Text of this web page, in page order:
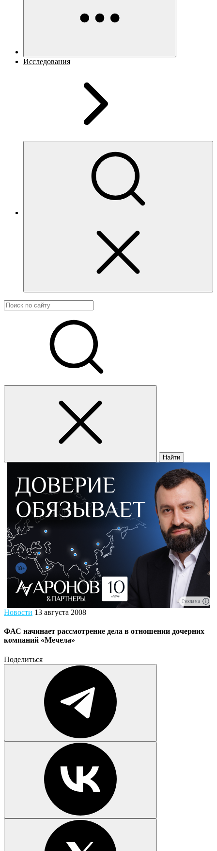
Исследования
Найти
Реклама
Новости 13 августа 2008
ФАС начинает рассмотрение дела в отношении дочерних
компаний «Мечела»
Поделиться